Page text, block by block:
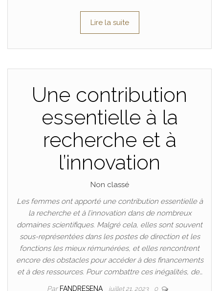
Lire la suite
Une contribution
essentielle à la
recherche et à
l’innovation
Non classé
Les femmes ont apporté une contribution essentielle à
la recherche et à l’innovation dans de nombreux
domaines scientifiques. Malgré cela, elles sont souvent
sous-représentées dans les postes de direction et les
fonctions les mieux rémunérées, et elles rencontrent
encore des obstacles pour accéder à des financements
et à des ressources. Pour combattre ces inégalités, de…
Par FANDRESENA juillet 21, 2023 0